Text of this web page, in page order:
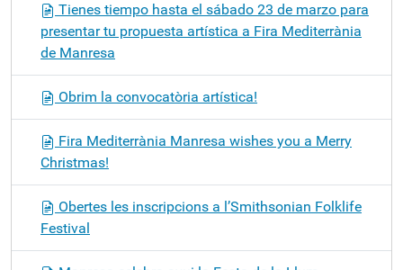
Tienes tiempo hasta el sábado 23 de marzo para
presentar tu propuesta artística a Fira Mediterrània
de Manresa
Obrim la convocatòria artística!
Fira Mediterrània Manresa wishes you a Merry
Christmas!
Obertes les inscripcions a l’Smithsonian Folklife
Festival